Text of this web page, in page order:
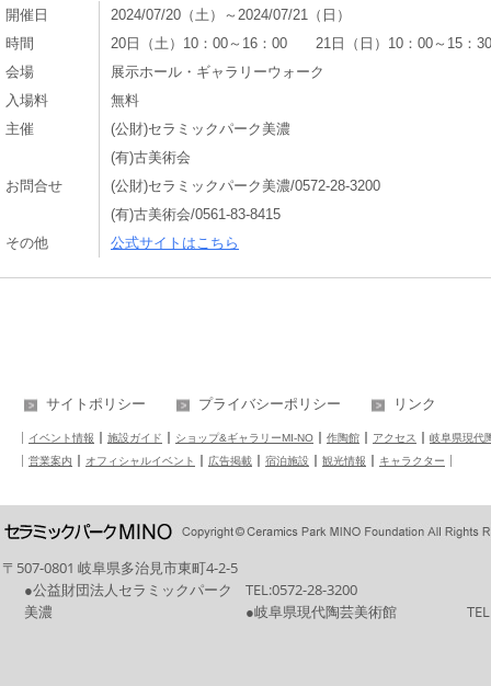
開催日
2024/07/20（土）～2024/07/21（日）
時間
20日（土）10：00～16：00 21日（日）10：00～15：30
会場
展示ホール・ギャラリーウォーク
入場料
無料
主催
(公財)セラミックパーク美濃
(有)古美術会
お問合せ
(公財)セラミックパーク美濃/0572-28-3200
(有)古美術会/0561-83-8415
その他
公式サイトはこちら
サイトポリシー プライバシーポリシー リンク
イベント情報 施設ガイド ショップ&ギャラリーMI-NO 作陶館 アクセス
岐阜県現代
営業案内
オフィシャルイベント 広告掲載 宿泊施設 観光情報 キャラクター
〒507-0801 岐阜県多治見市東町4-2-5
●公益財団法人セラミックパーク
美濃
TEL:0572-28-3200
●岐阜県現代陶芸美術館